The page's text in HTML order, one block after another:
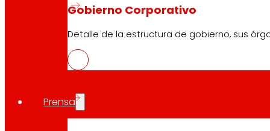
Gobierno Corporativo
Detalle de la estructura de gobierno, sus
Prensa